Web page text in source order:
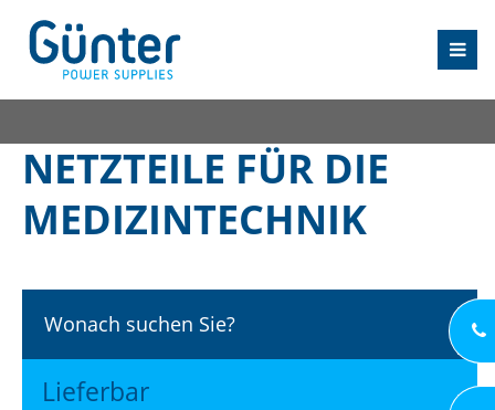
NETZTEILE FÜR DIE
MEDIZINTECHNIK
Wonach suchen Sie?
Lieferbar